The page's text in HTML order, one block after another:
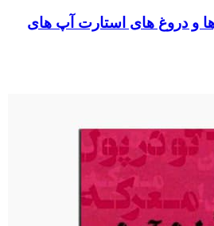
و دروغ های استارت آپ های